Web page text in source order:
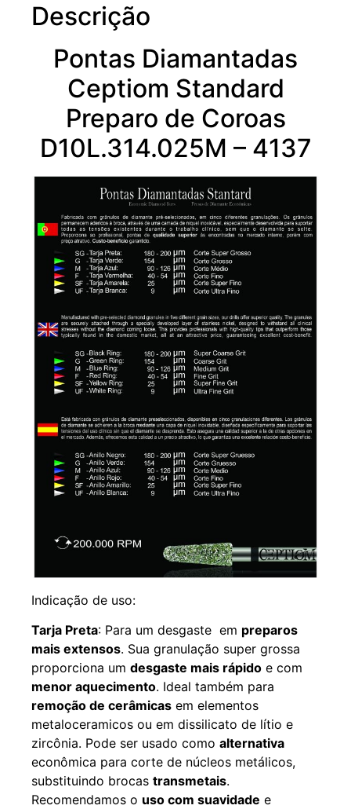
Descrição
Pontas Diamantadas
Ceptiom Standard
Preparo de Coroas
D10L.314.025M – 4137
Indicação de uso:
Tarja Preta: Para um desgaste em preparos
mais extensos. Sua granulação super grossa
proporciona um desgaste mais rápido e com
menor aquecimento. Ideal também para
remoção de cerâmicas em elementos
metaloceramicos ou em dissilicato de lítio e
zircônia. Pode ser usado como alternativa
econômica para corte de núcleos metálicos,
substituindo brocas transmetais.
Recomendamos o uso com suavidade e